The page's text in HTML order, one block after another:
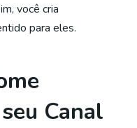
você cria
para eles.
Canal